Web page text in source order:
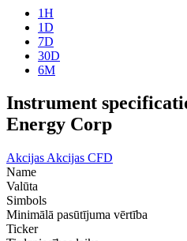
1H
1D
7D
30D
6M
Instrument
Energy Corp
Akcijas Akcijas CFD
Name
Valūta
Simbols
Minimālā pasūtījuma vērtība
Ticker